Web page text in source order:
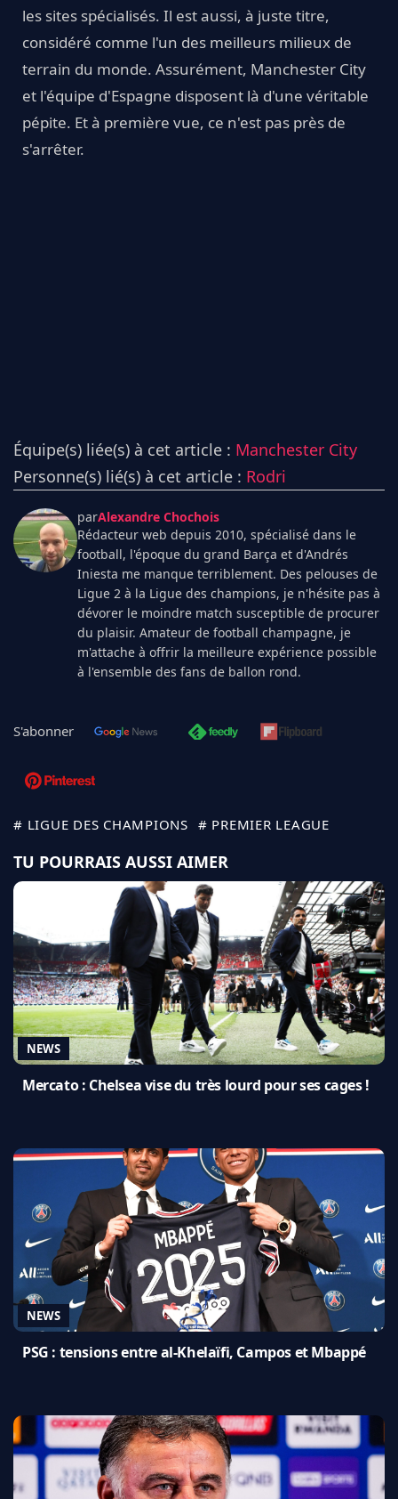
les sites spécialisés. Il est aussi, à juste titre,
considéré comme l'un des meilleurs milieux de
terrain du monde. Assurément, Manchester City
et l'équipe d'Espagne disposent là d'une véritable
pépite. Et à première vue, ce n'est pas près de
s'arrêter.
Équipe(s) liée(s) à cet article : Manchester City
Personne(s) lié(s) à cet article : Rodri
parAlexandre Chochois
Rédacteur web depuis 2010, spécialisé dans le
football, l'époque du grand Barça et d'Andrés
Iniesta me manque terriblement. Des pelouses de
Ligue 2 à la Ligue des champions, je n'hésite pas à
dévorer le moindre match susceptible de procurer
du plaisir. Amateur de football champagne, je
m'attache à offrir la meilleure expérience possible
à l'ensemble des fans de ballon rond.
S'abonner
# LIGUE DES CHAMPIONS # PREMIER LEAGUE
TU POURRAIS AUSSI AIMER
NEWS
Mercato : Chelsea vise du très lourd pour ses cages !
NEWS
PSG : tensions entre al-Khelaïfi, Campos et Mbappé